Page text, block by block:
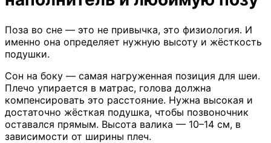
Поза во сне — это не привычка, это физиология. И
именно она определяет нужную высоту и жёсткость
подушки.
Сон на боку — самая нагруженная позиция для шеи.
Плечо упирается в матрас, голова должна
компенсировать это расстояние. Нужна высокая и
достаточно жёсткая подушка, чтобы позвоночник
оставался прямым. Высота валика — 10–14 см, в
зависимости от ширины плеч.